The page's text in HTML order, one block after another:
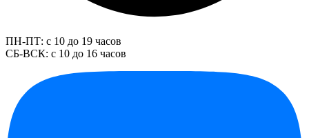
ПН-ПТ: с 10 до 19 часов
СБ-ВСК: с 10 до 16 часов